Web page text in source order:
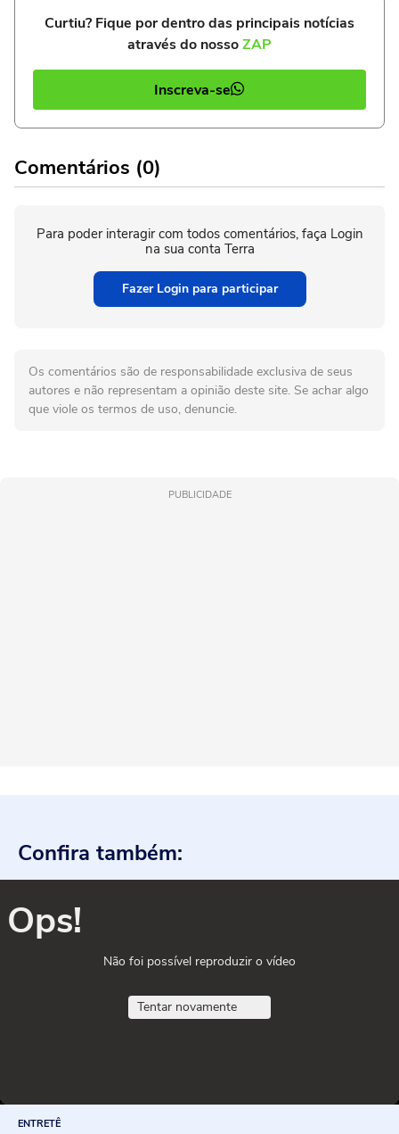
Curtiu? Fique por dentro das principais notícias
através do nossoZAP
Inscreva-se
Comentários (0)
Para poder interagir com todos comentários, faça Login
na sua conta Terra
Fazer Login para participar
Os comentários são de responsabilidade exclusiva de seus
autores e não representam a opinião deste site. Se achar algo
que viole os termos de uso, denuncie.
PUBLICIDADE
Confira também:
Ops!
Não foi possível reproduzir o vídeo
Tentar novamente
ENTRETÊ